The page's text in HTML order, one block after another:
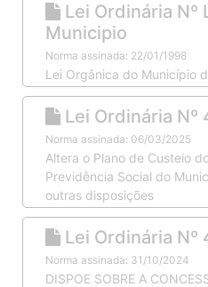
Lei Ordinária Nº
Municipio
Norma assinada: 22/01/1998
Lei Orgânica do Município
Lei Ordinária Nº
Norma assinada: 06/03/2025
Altera o Plano de Custeio
Previdência Social do
outras disposições
Lei Ordinária
Norma assinada: 31/10/2024
DISPOE SOBRE A